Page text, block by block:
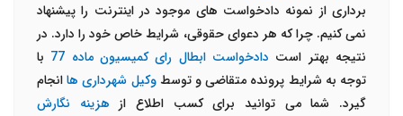
برداری از نمونه دادخواست های موجود در اینترنت را پیشنهاد
نمی کنیم. چرا که هر دعوای حقوقی، شرایط خاص خود را دارد. در
نتیجه بهتر است دادخواست ابطال رای کمیسیون ماده 77
با
توجه به شرایط پرونده متقاضی و توسطوکیل شهرداری هاانجام
گیرد. شما می توانید برای کسب اطلاع از هزینه نگارش